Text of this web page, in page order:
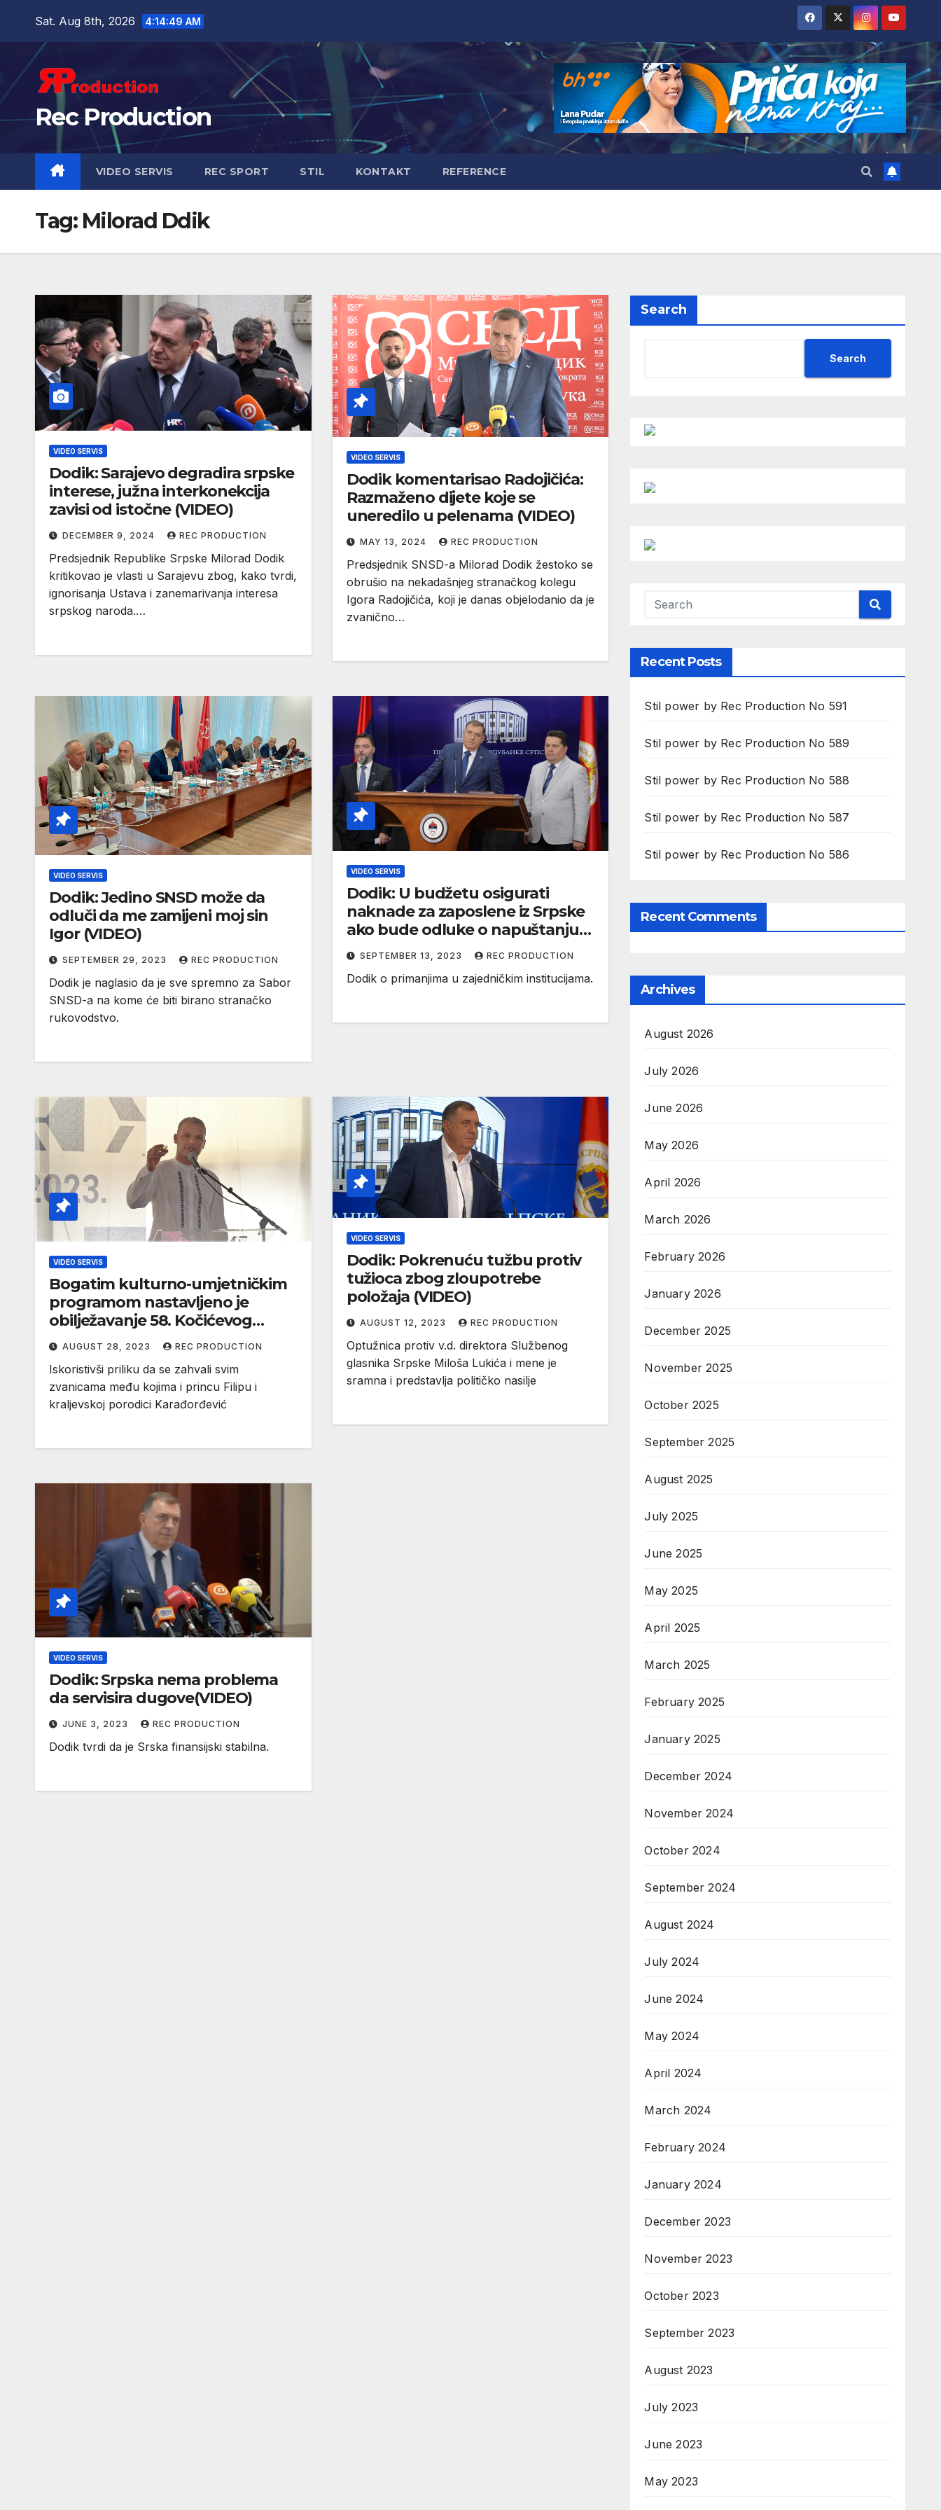
Sat. Aug 8th, 2026 4:14:50 AM
Rec Production
VIDEO SERVIS REC SPORT STIL KONTAKT REFERENCE
Tag: Milorad Ddik
VIDEO SERVIS
Dodik: Sarajevo degradira srpske
interese, južna interkonekcija
zavisi od istočne (VIDEO)
DECEMBER 9, 2024 REC PRODUCTION
Predsjednik Republike Srpske Milorad Dodik
kritikovao je vlasti u Sarajevu zbog, kako tvrdi,
ignorisanja Ustava i zanemarivanja interesa
srpskog naroda.…
VIDEO SERVIS
Dodik komentarisao Radojičića:
Razmaženo dijete koje se
uneredilo u pelenama (VIDEO)
MAY 13, 2024 REC PRODUCTION
Predsjednik SNSD-a Milorad Dodik žestoko se
obrušio na nekadašnjeg stranačkog kolegu
Igora Radojičića, koji je danas objelodanio da je
zvanično…
VIDEO SERVIS
Dodik: Jedino SNSD može da
odluči da me zamijeni moj sin
Igor (VIDEO)
SEPTEMBER 29, 2023 REC PRODUCTION
Dodik je naglasio da je sve spremno za Sabor
SNSD-a na kome će biti birano stranačko
rukovodstvo.
VIDEO SERVIS
Dodik: U budžetu osigurati
naknade za zaposlene iz Srpske
ako bude odluke o napuštanju
institucija BiH(VIDEO)
SEPTEMBER 13, 2023 REC PRODUCTION
Dodik o primanjima u zajedničkim institucijama.
VIDEO SERVIS
Bogatim kulturno-umjetničkim
programom nastavljeno je
obilježavanje 58. Kočićevog
zbora na zborištu kod Jablana u
Stričićima (VIDEO)
AUGUST 28, 2023 REC PRODUCTION
Iskoristivši priliku da se zahvali svim
zvanicama među kojima i princu Filipu i
kraljevskoj porodici Karađorđević
VIDEO SERVIS
Dodik: Pokrenuću tužbu protiv
tužioca zbog zloupotrebe
položaja (VIDEO)
AUGUST 12, 2023 REC PRODUCTION
Optužnica protiv v.d. direktora Službenog
glasnika Srpske Miloša Lukića i mene je
sramna i predstavlja političko nasilje
VIDEO SERVIS
Dodik: Srpska nema problema
da servisira dugove(VIDEO)
JUNE 3, 2023 REC PRODUCTION
Dodik tvrdi da je Srska finansijski stabilna.
Search
Search
Recent Posts
Stil power by Rec Production No 591
Stil power by Rec Production No 589
Stil power by Rec Production No 588
Stil power by Rec Production No 587
Stil power by Rec Production No 586
Recent Comments
Archives
August 2026
July 2026
June 2026
May 2026
April 2026
March 2026
February 2026
January 2026
December 2025
November 2025
October 2025
September 2025
August 2025
July 2025
June 2025
May 2025
April 2025
March 2025
February 2025
January 2025
December 2024
November 2024
October 2024
September 2024
August 2024
July 2024
June 2024
May 2024
April 2024
March 2024
February 2024
January 2024
December 2023
November 2023
October 2023
September 2023
August 2023
July 2023
June 2023
May 2023